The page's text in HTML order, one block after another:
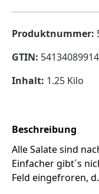
Produktnummer:
GTIN:
Inhalt: 1.25 Kilo
Beschreibung
Alle Salate sind
Einfacher gibt´s
Feld eingefroren,